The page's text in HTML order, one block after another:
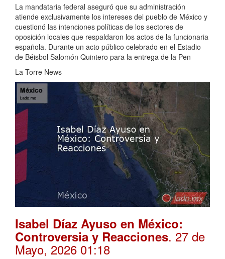
La mandataria federal aseguró que su administración
atiende exclusivamente los intereses del pueblo de México y
cuestionó las intenciones políticas de los sectores de
oposición locales que respaldaron los actos de la funcionaria
española. Durante un acto público celebrado en el Estadio
de Béisbol Salomón Quintero para la entrega de la Pen
La Torre News
Isabel Díaz Ayuso en México:
Controversia y Reacciones. 27 de
Mayo, 2026 01:18